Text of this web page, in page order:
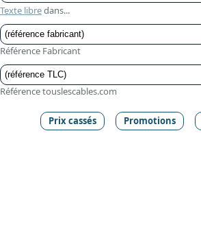
Texte libredans...
Référence Fabricant
Référence touslescables.com
Prix cassés Promotions